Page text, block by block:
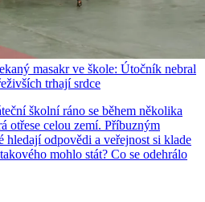
masakr ve škole: Útočník nebral
trhají srdce
školní ráno se během několika
otřese celou zemí. Příbuzným
hledají odpovědi a veřejnost si klade
mohlo stát? Co se odehrálo